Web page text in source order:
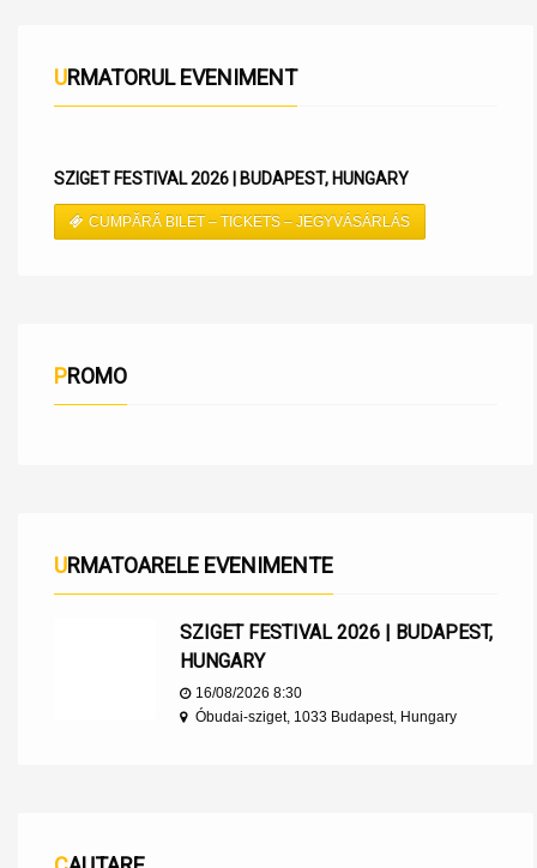
URMATORUL EVENIMENT
SZIGET FESTIVAL 2026 | BUDAPEST, HUNGARY
CUMPĂRĂ BILET – TICKETS – JEGYVÁSÁRLÁS
PROMO
URMATOARELE EVENIMENTE
SZIGET FESTIVAL 2026 | BUDAPEST,
HUNGARY
16/08/2026 8:30
Óbudai-sziget, 1033 Budapest, Hungary